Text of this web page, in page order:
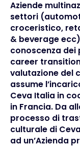
Aziende
settori
croceristico,
& beverage
conoscenza dei
career
valutazione del
assume
Ceva Italia in
in Francia. Da
processo di
culturale di
ad un’Azienda